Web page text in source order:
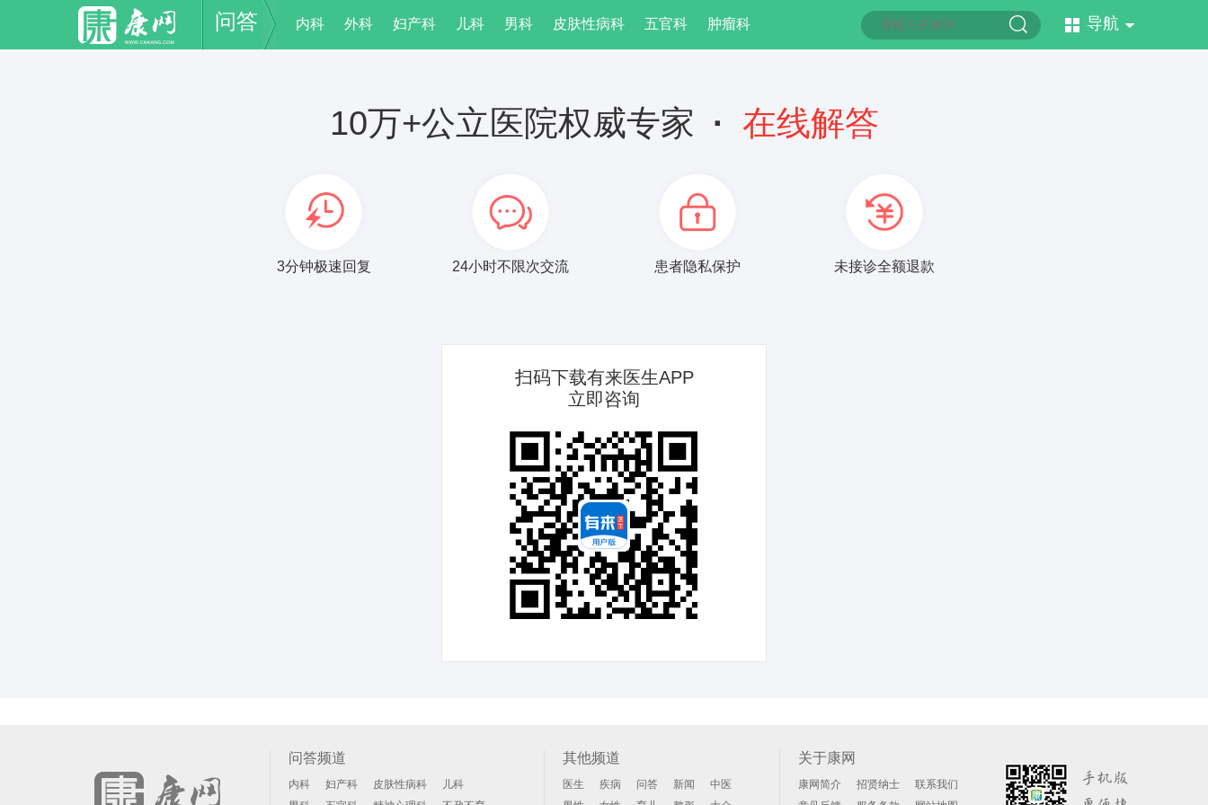
问答 内科 外科 妇产科 儿科 男科 皮肤性病科 五官科 肿瘤科 导航
10万+公立医院权威专家 · 在线解答
3分钟极速回复 24小时不限次交流 患者隐私保护 未接诊全额退款
扫码下载有来医生APP
立即咨询
问答频道
内科 妇产科 皮肤性病科
儿科
其他频道
医生 疾病 问答 新闻
中医
关于康网
康网简介 招贤纳士
联系我们